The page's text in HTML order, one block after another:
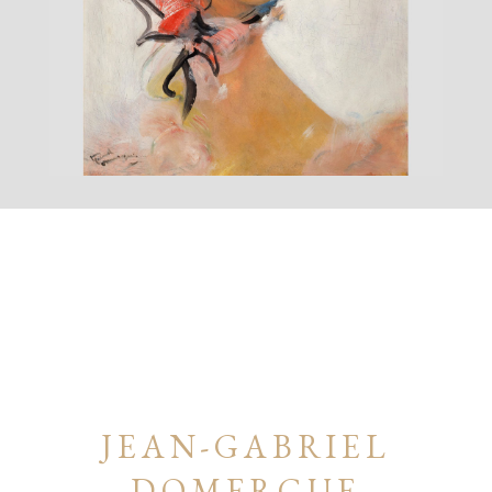
JEAN-GABRIEL